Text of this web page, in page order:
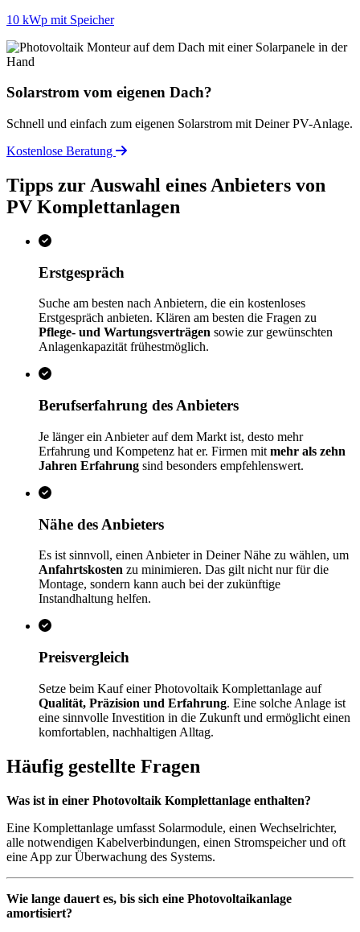
10 kWp mit Speicher
Solarstrom vom eigenen Dach?
Schnell und einfach zum eigenen Solarstrom mit Deiner PV-Anlage.
Kostenlose Beratung
Tipps zur Auswahl eines Anbieters von
PV Komplettanlagen
Erstgespräch
Suche am besten nach Anbietern, die ein kostenloses
Erstgespräch anbieten. Klären am besten die Fragen zu
Pflege- und Wartungsverträgen sowie zur gewünschten
Anlagenkapazität frühestmöglich.
Berufserfahrung des Anbieters
Je länger ein Anbieter auf dem Markt ist, desto mehr
Erfahrung und Kompetenz hat er. Firmen mit mehr als zehn
Jahren Erfahrung sind besonders empfehlenswert.
Nähe des Anbieters
Es ist sinnvoll, einen Anbieter in Deiner Nähe zu wählen, um
Anfahrtskosten zu minimieren. Das gilt nicht nur für die
Montage, sondern kann auch bei der zukünftige
Instandhaltung helfen.
Preisvergleich
Setze beim Kauf einer Photovoltaik Komplettanlage auf
Qualität, Präzision und Erfahrung. Eine solche Anlage ist
eine sinnvolle Investition in die Zukunft und ermöglicht einen
komfortablen, nachhaltigen Alltag.
Häufig gestellte Fragen
Was ist in einer Photovoltaik Komplettanlage enthalten?
Eine Komplettanlage umfasst Solarmodule, einen Wechselrichter,
alle notwendigen Kabelverbindungen, einen Stromspeicher und oft
eine App zur Überwachung des Systems.
Wie lange dauert es, bis sich eine Photovoltaikanlage
amortisiert?